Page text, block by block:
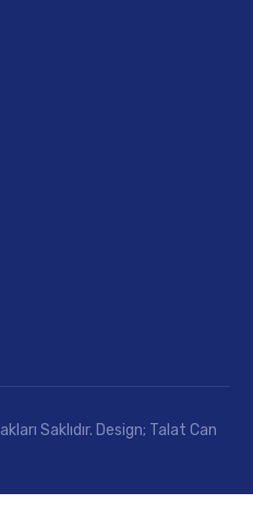
Saklıdır. Design; Talat Can